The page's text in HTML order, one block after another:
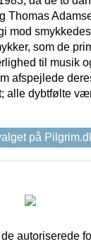
Thomas
mod
som de
til musik
afspejlede
alle dybtfølte
på
autoriserede